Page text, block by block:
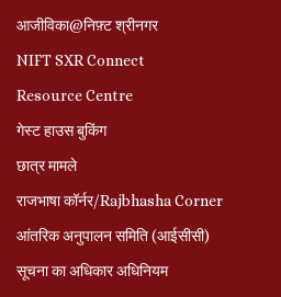
आजीविका@निफ़्ट श्रीनगर
NIFT SXR Connect
Resource Centre
गेस्ट हाउस बुकिंग
छात्र मामले
राजभाषा कॉर्नर/Rajbhasha Corner
आंतरिक अनुपालन समिति (आईसीसी)
सूचना का अधिकार अधिनियम